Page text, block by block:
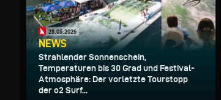
28.05.2026
NEWS
Strahlender Sonnenschein,
Temperaturen bis 30 Grad und Festival-
Atmosphäre: Der vorletzte Tourstopp
der o2 Surf...